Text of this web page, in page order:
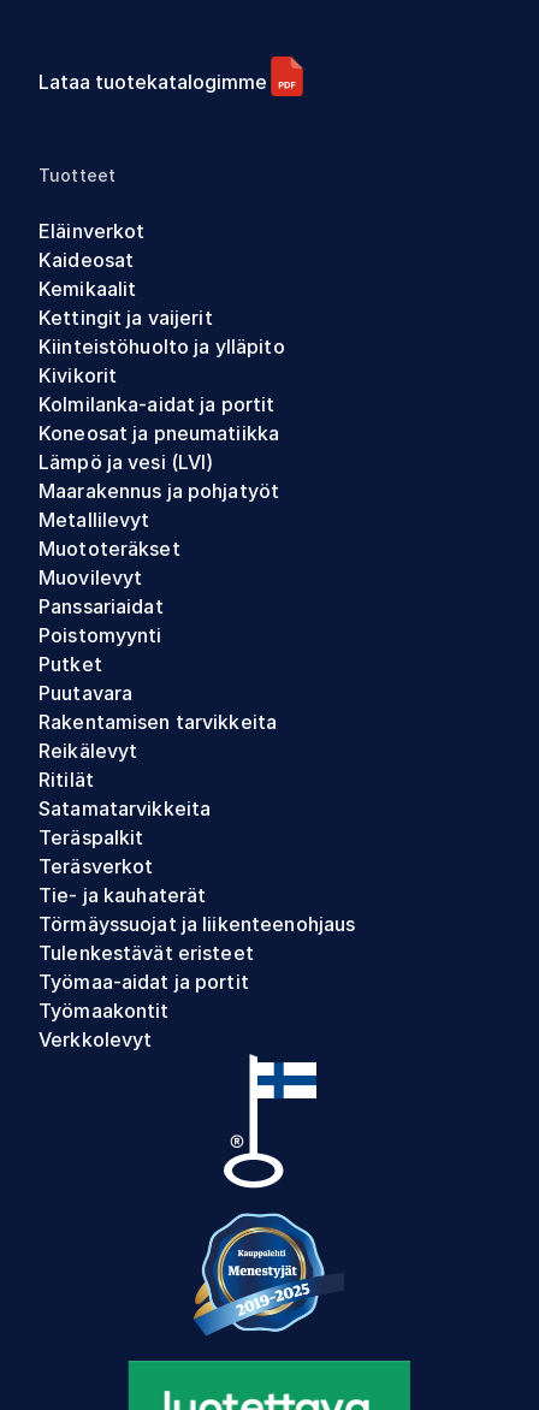
Lataa tuotekatalogimme
Tuotteet
Eläinverkot
Kaideosat
Kemikaalit
Kettingit ja vaijerit
Kiinteistöhuolto ja ylläpito
Kivikorit
Kolmilanka-aidat ja portit
Koneosat ja pneumatiikka
Lämpö ja vesi (LVI)
Maarakennus ja pohjatyöt
Metallilevyt
Muototeräkset
Muovilevyt
Panssariaidat
Poistomyynti
Putket
Puutavara
Rakentamisen tarvikkeita
Reikälevyt
Ritilät
Satamatarvikkeita
Teräspalkit
Teräsverkot
Tie- ja kauhaterät
Törmäyssuojat ja liikenteenohjaus
Tulenkestävät eristeet
Työmaa-aidat ja portit
Työmaakontit
Verkkolevyt